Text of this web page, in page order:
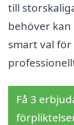
till
behöver kan
smart val
Få 3